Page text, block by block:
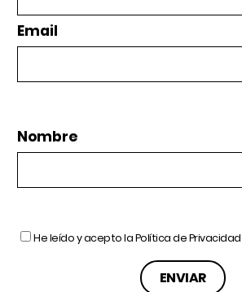
Email
Nombre
He leído y acepto laPolítica de Privacidad